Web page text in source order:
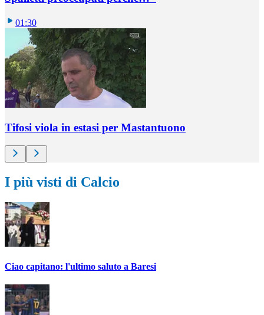
01:30
Tifosi viola in estasi per Mastantuono
I più visti di Calcio
Ciao capitano: l'ultimo saluto a Baresi